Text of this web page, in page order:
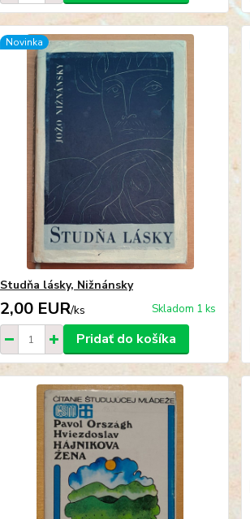
Novinka
Studňa lásky, Nižnánsky
2,00 EUR/ks Skladom 1 ks
Pridať do košíka